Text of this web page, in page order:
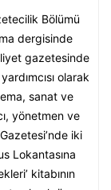
Bölümü
dergisinde
gazetesinde
olarak
sanat ve
yönetmen ve
iki
Lokantasına
kitabının